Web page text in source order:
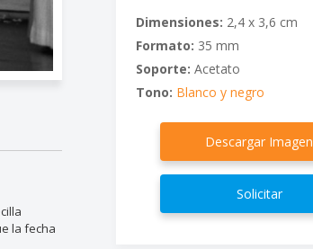
la fecha
Dimensiones: 2,4 x 3,6 cm
Formato: 35 mm
Soporte: Acetato
Tono: Blanco y negro
Descargar Imagen
Solicitar